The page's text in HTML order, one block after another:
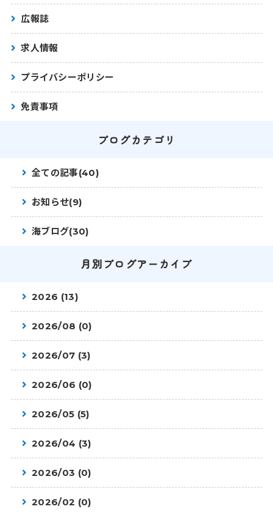
広報誌
求人情報
プライバシーポリシー
免責事項
ブログカテゴリ
全ての記事(40)
お知らせ(9)
海ブログ(30)
月別ブログアーカイブ
2026 (13)
2026/08 (0)
2026/07 (3)
2026/06 (0)
2026/05 (5)
2026/04 (3)
2026/03 (0)
2026/02 (0)